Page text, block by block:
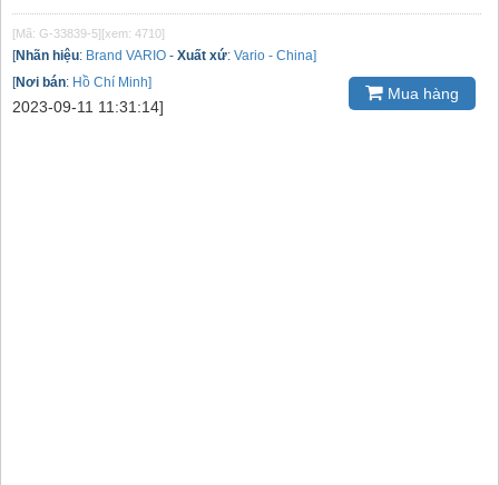
[Mã: G-33839-5][xem: 4710]
[Nhãn hiệu: Brand VARIO - Xuất xứ: Vario - China]
[Nơi bán: Hồ Chí Minh]
2023-09-11 11:31:14]
Mua hàng